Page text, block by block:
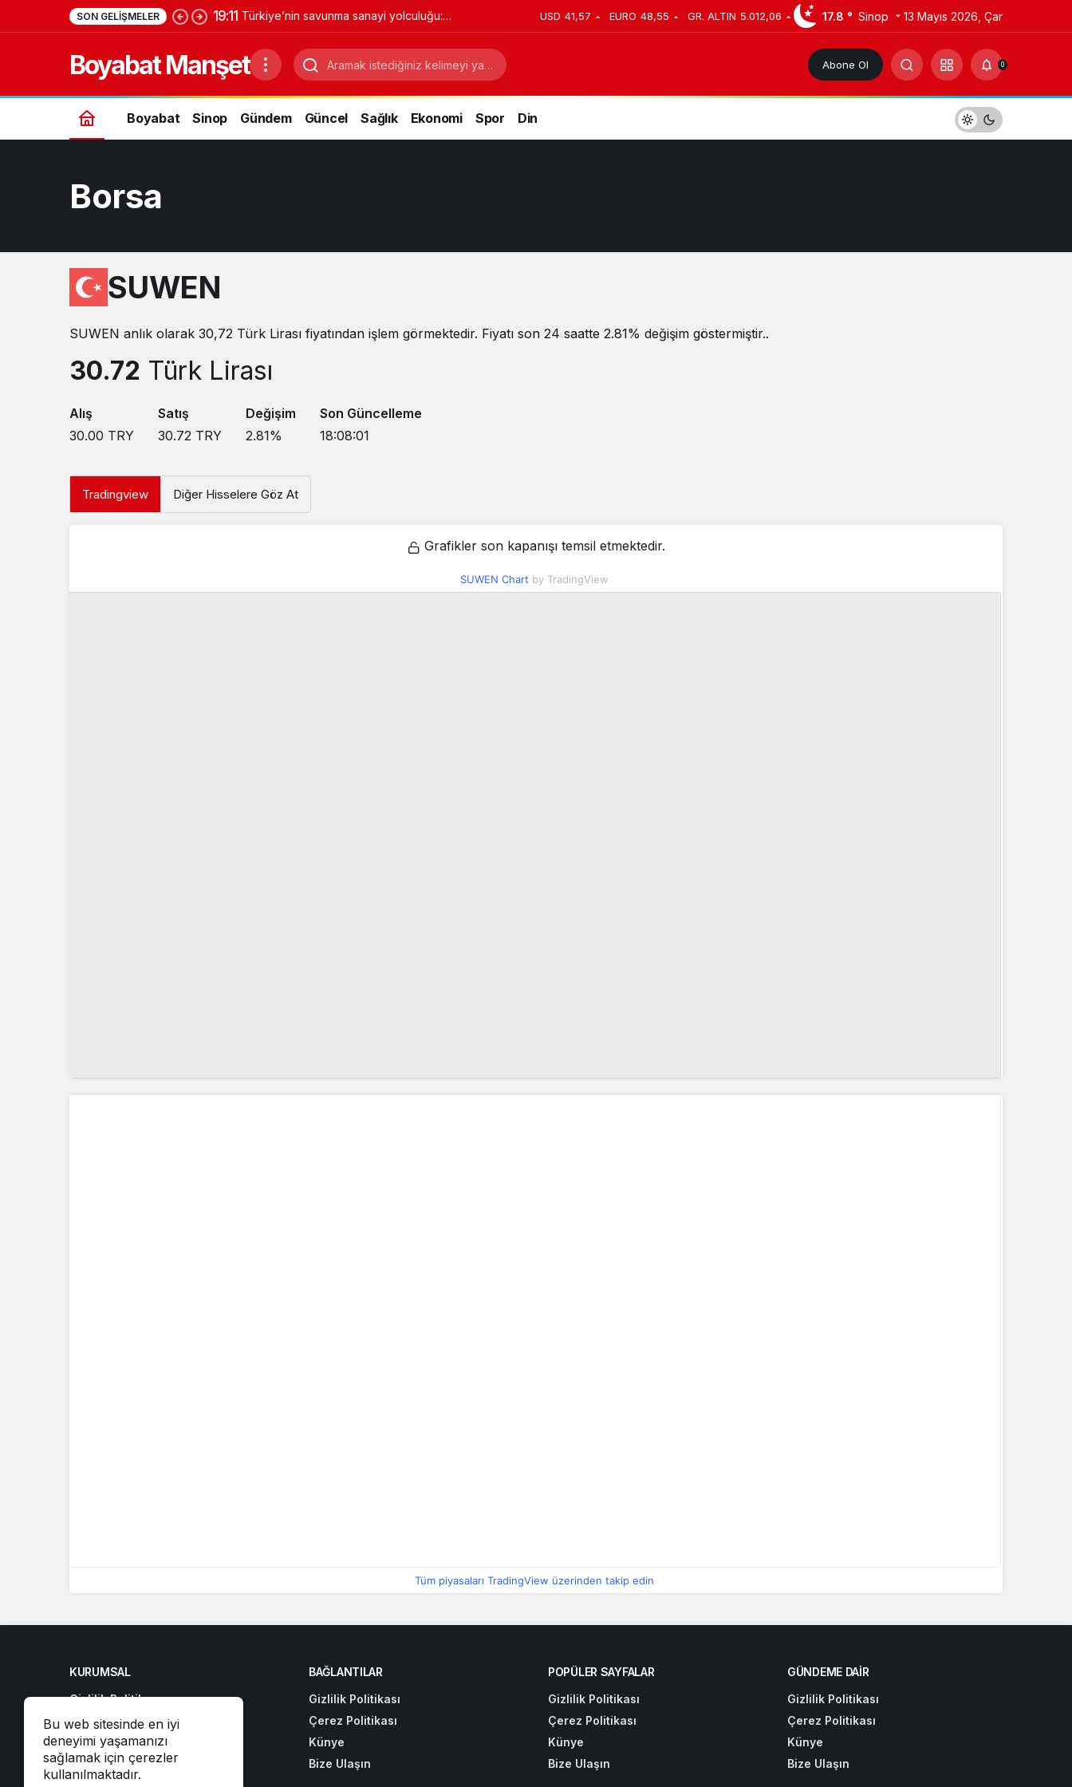
SON GELIŞMELER 19:11 Türkiye’nin savunma sanayi yolculuğu:
Yıldırımhan’a uzanan stratejik dönüşüm
USD 41,57 EURO 48,55 GR. ALTIN 5.012,06 17.8 ° Sinop 13 Mayıs 2026, Çar
Boyabat Manşet Abone Ol 0
Boyabat Sinop Gündem Güncel Sağlık Ekonomi Spor Din
Borsa
SUWEN
SUWEN anlık olarak 30,72 Türk Lirası fiyatından işlem görmektedir. Fiyatı son 24 saatte 2.81% değişim göstermiştir..
30.72 Türk Lirası
Alış
30.00 TRY
Satış
30.72 TRY
Değişim
2.81%
Son Güncelleme
18:08:01
Tradingview Diğer Hisselere Göz At
Grafikler son kapanışı temsil etmektedir.
SUWEN Chart by TradingView
Tüm piyasaları TradingView üzerinden takip edin
Bu web sitesinde en iyi
deneyimi yaşamanızı
sağlamak için çerezler
kullanılmaktadır.
KURUMSAL
Gizlilik Politikası
Çerez Politikası
Künye
Bize Ulaşın
BAĞLANTILAR
Gizlilik Politikası
Çerez Politikası
Künye
Bize Ulaşın
POPÜLER SAYFALAR
Gizlilik Politikası
Çerez Politikası
Künye
Bize Ulaşın
GÜNDEME DAIR
Gizlilik Politikası
Çerez Politikası
Künye
Bize Ulaşın